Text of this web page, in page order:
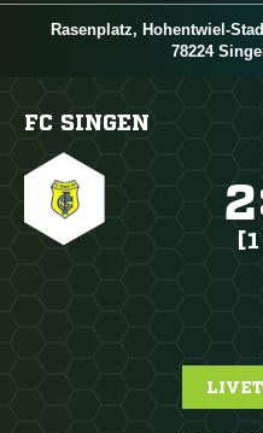
Rasenplatz, Hohentwiel-
78224
FC SINGEN
